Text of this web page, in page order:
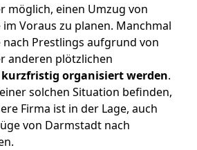
möglich, einen Umzug von
Voraus zu planen. Manchmal
nach Prestlings aufgrund von
anderen plötzlichen
organisiert werden.
solchen Situation befinden,
Firma ist in der Lage, auch
von Darmstadt nach